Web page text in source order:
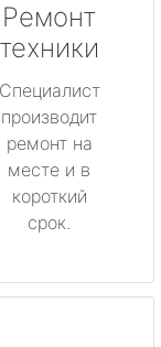
Ремонт
техники
Специалист
производит
ремонт на
месте и в
короткий
срок.